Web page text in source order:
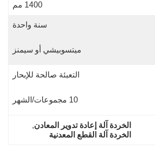
1400 مم
سنة واحدة
ميتسوبيشي أو سيمنز
التعبئة صالحة للإبحار
10 مجموعات/الشهر
الخردة آلة إعادة تدوير المعادن,
الخردة آلة القطع المعدنية